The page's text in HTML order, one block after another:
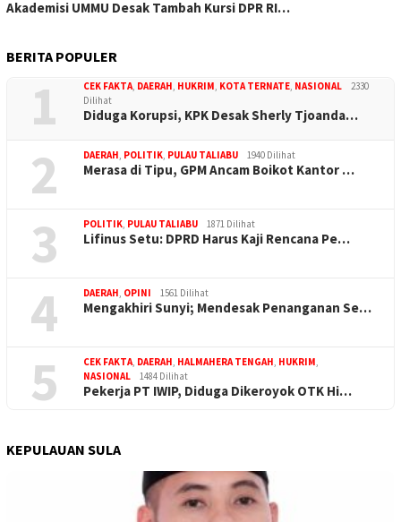
Akademisi UMMU Desak Tambah Kursi DPR RI…
BERITA POPULER
1 CEK FAKTA, DAERAH, HUKRIM, KOTA TERNATE, NASIONAL
2330
Dilihat
Diduga Korupsi, KPK Desak Sherly Tjoanda…
2 DAERAH, POLITIK, PULAU TALIABU 1940 Dilihat
Merasa di Tipu, GPM Ancam Boikot Kantor …
3 POLITIK, PULAU TALIABU 1871 Dilihat
Lifinus Setu: DPRD Harus Kaji Rencana Pe…
4 DAERAH, OPINI 1561 Dilihat
Mengakhiri Sunyi; Mendesak Penanganan Se…
5 CEK FAKTA, DAERAH, HALMAHERA TENGAH, HUKRIM,
NASIONAL
1484 Dilihat
Pekerja PT IWIP, Diduga Dikeroyok OTK Hi…
KEPULAUAN SULA